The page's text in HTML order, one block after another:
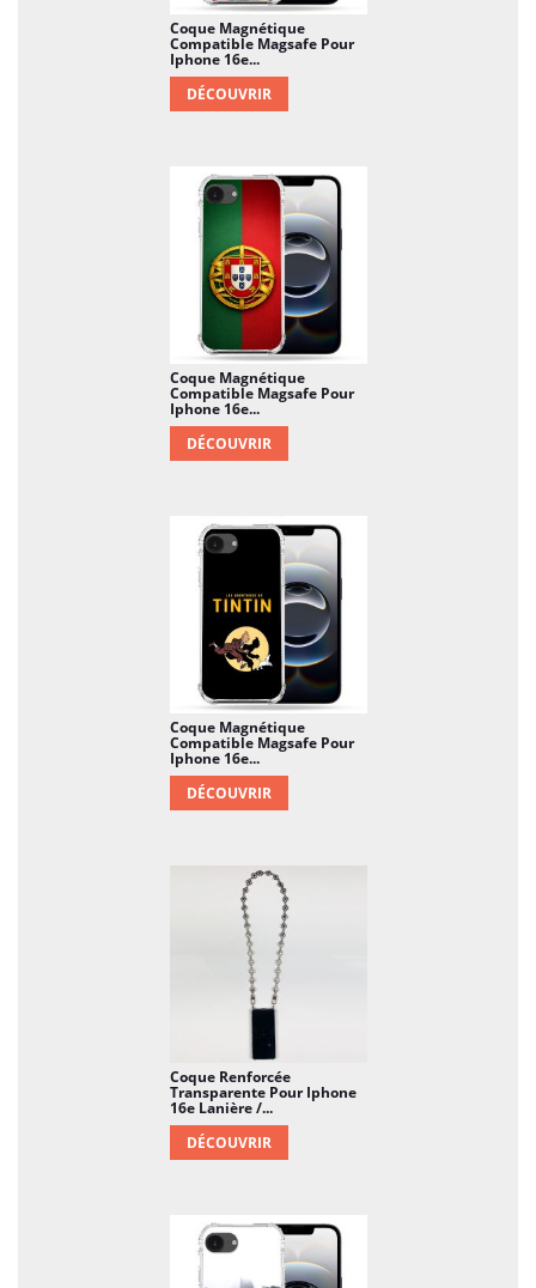
Coque Magnétique
Compatible Magsafe Pour
Iphone 16e...
DÉCOUVRIR
Coque Magnétique
Compatible Magsafe Pour
Iphone 16e...
DÉCOUVRIR
Coque Magnétique
Compatible Magsafe Pour
Iphone 16e...
DÉCOUVRIR
Coque Renforcée
Transparente Pour Iphone
16e Lanière /...
DÉCOUVRIR